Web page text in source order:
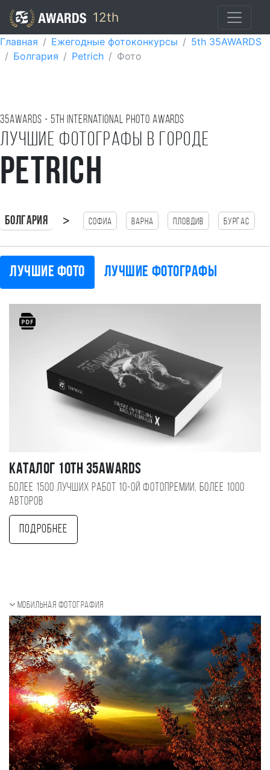
12th
Главная Ежегодные фотоконкурсы
5th 35AWARDS
Болгария
Petrich Фото
35AWARDS - 5TH international photo awards
Лучшие фотографы в городе
Petrich
Болгария > Софиа Варна Пловдив Бургас
Лучшие фото Лучшие фотографы
Каталог 10TH 35AWARDS
Более 1500 лучших работ 10-ой фотопремии, более 1000
авторов
Подробнее
Мобильная фотография